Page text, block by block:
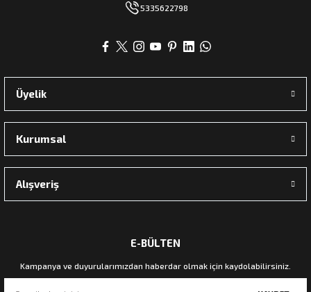
5335622798
Üyelik
Kurumsal
Alışveriş
E-BÜLTEN
Kampanya ve duyurularımızdan haberdar olmak için kaydolabilirsiniz.